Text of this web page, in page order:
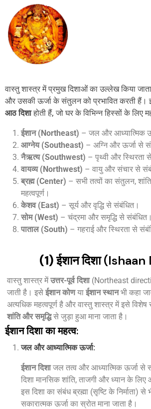
वास्तु शास्त्र में प्रमुख दिशाओं का उल्लेख किया
और उसकी ऊर्जा के संतुलन को प्रभावित करती
आठ दिशाहोती हैं, जो घर के विभिन्न हिस्सों के लिए
ईशान (Northeast) – जल और आध्यात्मिक
आग्नेय (Southeast) – अग्नि और ऊर्जा से
नैऋत्य (Southwest) – पृथ्वी और स्थिरता
वायव्य (Northwest) – वायु और संचार से
ब्रह्म (Center) – सभी तत्वों का संतुलन,
महत्वपूर्ण।
केशव (East) – सूर्य और वृद्धि से संबंधित।
सोम (West) – चंद्रमा और समृद्धि से संबंधित।
पाताल (South) – गहराई और स्थिरता से
(1) ईशान दिशा(Ishaan
वास्तु शास्त्र मेंउत्तर-पूर्व दिशा(Northeast
जाती है। इसे ईशान कोणया ईशान स्थानभी कहा
अत्यधिक महत्वपूर्ण है और वास्तु शास्त्र में इसे
शांति और समृद्धिसे जुड़ा हुआ माना जाता है।
ईशान दिशा का महत्व:
जल और आध्यात्मिक ऊर्जा:
ईशान दिशाजल तत्व और आध्यात्मिक ऊर्जा से
दिशा मानसिक शांति, ताजगी और ध्यान के लिए
इस दिशा का संबंध ब्रह्मा (सृष्टि के निर्माता)
सकारात्मक ऊर्जा का स्रोत माना जाता है।